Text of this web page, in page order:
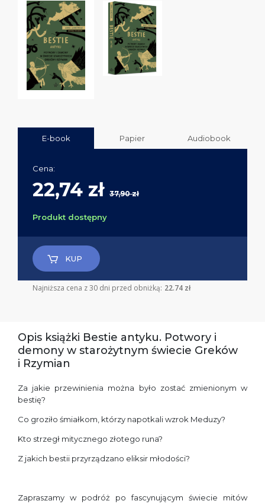
E-book Papier Audiobook
Cena:
22,74 zł 37,90 zł
Produkt dostępny
KUP
Najniższa cena z 30 dni przed obniżką: 22.74 zł
Opis książki Bestie antyku. Potwory i
demony w starożytnym świecie Greków
i Rzymian
Za jakie przewinienia można było zostać zmienionym w
bestię?
Co groziło śmiałkom, którzy napotkali wzrok Meduzy?
Kto strzegł mitycznego złotego runa?
Z jakich bestii przyrządzano eliksir młodości?
Zapraszamy w podróż po fascynującym świecie mitów